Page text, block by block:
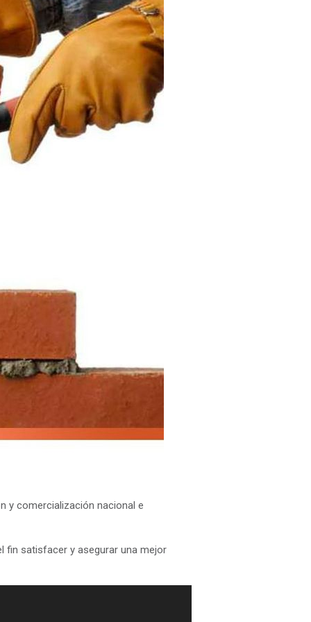
y comercialización nacional e
fin satisfacer y asegurar una mejor